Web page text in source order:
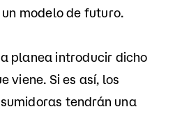
modelo de futuro.
planea introducir dicho
viene. Si es así, los
tendrán una